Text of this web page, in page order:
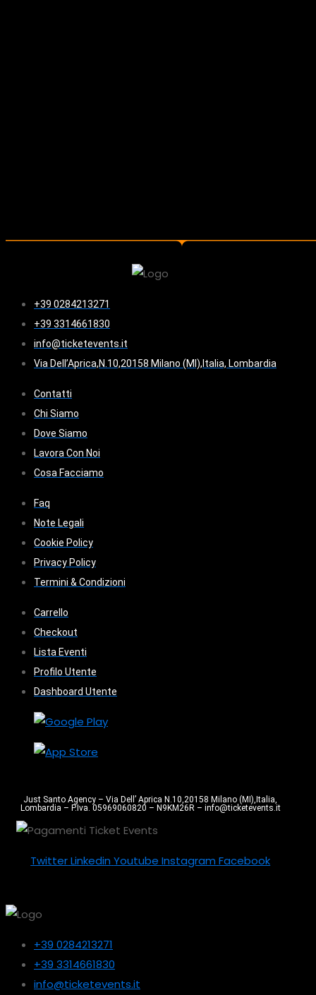
+39 0284213271
+39 3314661830
info@ticketevents.it
Via Dell’Aprica,N.10,20158 Milano (MI),Italia, Lombardia
Contatti
Chi Siamo
Dove Siamo
Lavora Con Noi
Cosa Facciamo
Faq
Note Legali
Cookie Policy
Privacy Policy
Termini & Condizioni
Carrello
Checkout
Lista Eventi
Profilo Utente
Dashboard Utente
Just Santo Agency – Via Dell’ Aprica N.10,20158 Milano (MI),Italia,
Lombardia – P.Iva. 05969060820 – N9KM26R – info@ticketevents.it
TwitterLinkedin Youtube Instagram Facebook
+39 0284213271
+39 3314661830
info@ticketevents.it